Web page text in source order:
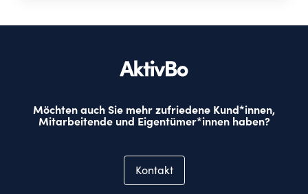
Möchten auch Sie mehr zufriedene Kund*innen,
Mitarbeitende und Eigentümer*innen haben?
Kontakt